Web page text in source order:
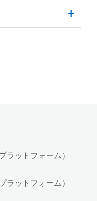
ラットフォーム）
ラットフォーム）